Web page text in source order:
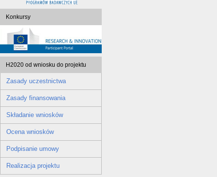
Konkursy
H2020 od wniosku do projektu
Zasady uczestnictwa
Zasady finansowania
Składanie wniosków
Ocena wniosków
Podpisanie umowy
Realizacja projektu